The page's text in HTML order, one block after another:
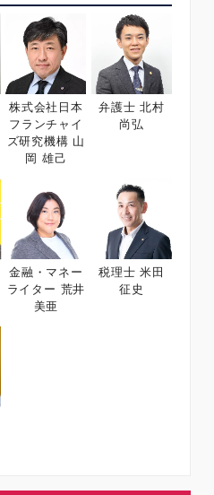
株式会社日本
フランチャイ
ズ研究機構 山
岡 雄己
弁護士 北村
尚弘
金融・マネー
ライター 荒井
美亜
税理士 米田
征史